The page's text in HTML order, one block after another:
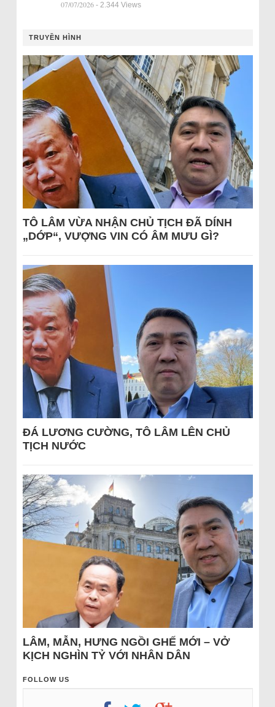
07/07/2026 - 2.344 Views
TRUYỀN HÌNH
TÔ LÂM VỪA NHẬN CHỦ TỊCH ĐÃ DÍNH
„DỚP“, VƯỢNG VIN CÓ ÂM MƯU GÌ?
ĐÁ LƯƠNG CƯỜNG, TÔ LÂM LÊN CHỦ
TỊCH NƯỚC
LÂM, MẪN, HƯNG NGỒI GHẾ MỚI – VỞ
KỊCH NGHÌN TỶ VỚI NHÂN DÂN
FOLLOW US